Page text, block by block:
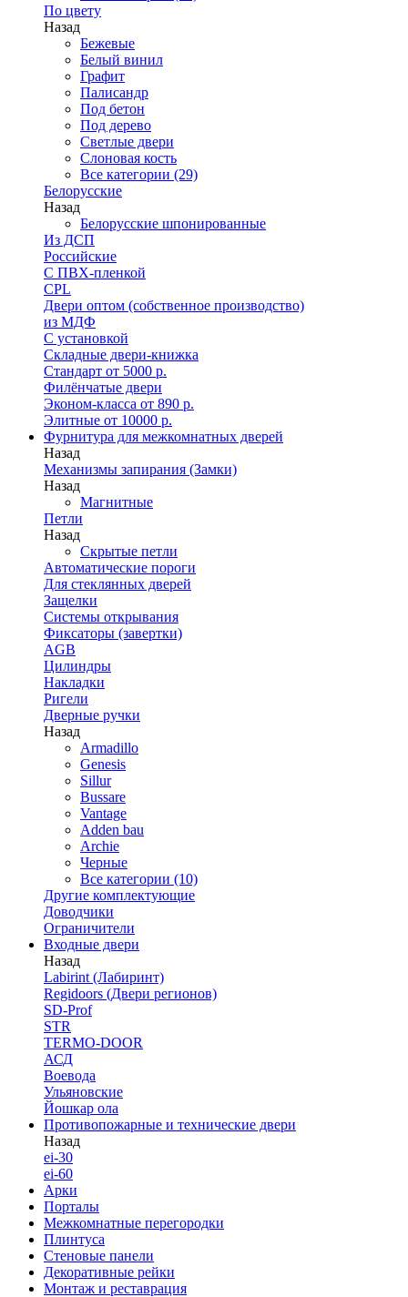
По цвету
Назад
Бежевые
Белый винил
Графит
Палисандр
Под бетон
Под дерево
Светлые двери
Слоновая кость
Все категории (29)
Белорусские
Назад
Белорусские шпонированные
Из ДСП
Российские
C ПВХ-пленкой
CPL
Двери оптом (собственное производство)
из МДФ
С установкой
Складные двери-книжка
Стандарт от 5000 р.
Филёнчатые двери
Эконом-класса от 890 р.
Элитные от 10000 р.
Фурнитура для межкомнатных дверей
Назад
Механизмы запирания (Замки)
Назад
Магнитные
Петли
Назад
Скрытые петли
Автоматические пороги
Для стеклянных дверей
Защелки
Системы открывания
Фиксаторы (завертки)
AGB
Цилиндры
Накладки
Ригели
Дверные ручки
Назад
Armadillo
Genesis
Sillur
Bussare
Vantage
Adden bau
Archie
Черные
Все категории (10)
Другие комплектующие
Доводчики
Ограничители
Входные двери
Назад
Labirint (Лабиринт)
Regidoors (Двери регионов)
SD-Prof
STR
TERMO-DOOR
АСД
Воевода
Ульяновские
Йошкар ола
Противопожарные и технические двери
Назад
ei-30
ei-60
Арки
Порталы
Межкомнатные перегородки
Плинтуса
Стеновые панели
Декоративные рейки
Монтаж и реставрация